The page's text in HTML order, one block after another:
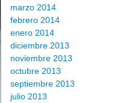
marzo 2014
febrero 2014
enero 2014
diciembre 2013
noviembre 2013
octubre 2013
septiembre 2013
julio 2013